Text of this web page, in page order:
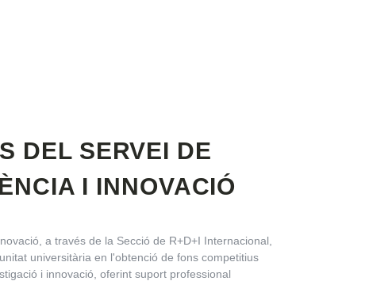
DEL SERVEI DE
I INNOVACIÓ
a través de la Secció de R+D+I Internacional,
universitària en l'obtenció de fons competitius
i innovació, oferint suport professional